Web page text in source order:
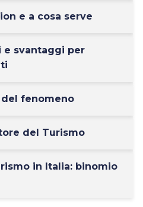
e a cosa serve
e svantaggi per
fenomeno
del Turismo
in Italia: binomio